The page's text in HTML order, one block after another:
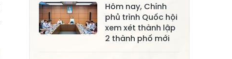
Xã Châu Quế
Xã Lâm Giang
Xã Đông
Cuông
Xã Tân Hợp
Hôm nay, Chính
phủ trình Quốc hội
xem xét thành lập
2 thành phố mới